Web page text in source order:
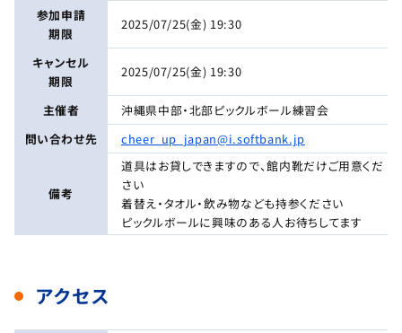
参加申請
期限
2025/07/25(金) 19:30
キャンセル
期限
2025/07/25(金) 19:30
主催者
沖縄県中部・北部ピックルボール練習会
問い合わせ先
cheer_up_japan@i.softbank.jp
備考
道具はお貸しできますので、館内靴だけご用意くだ
さい
着替え・タオル・飲み物なども持参ください
ピックルボールに興味のある人お待ちしてます
アクセス